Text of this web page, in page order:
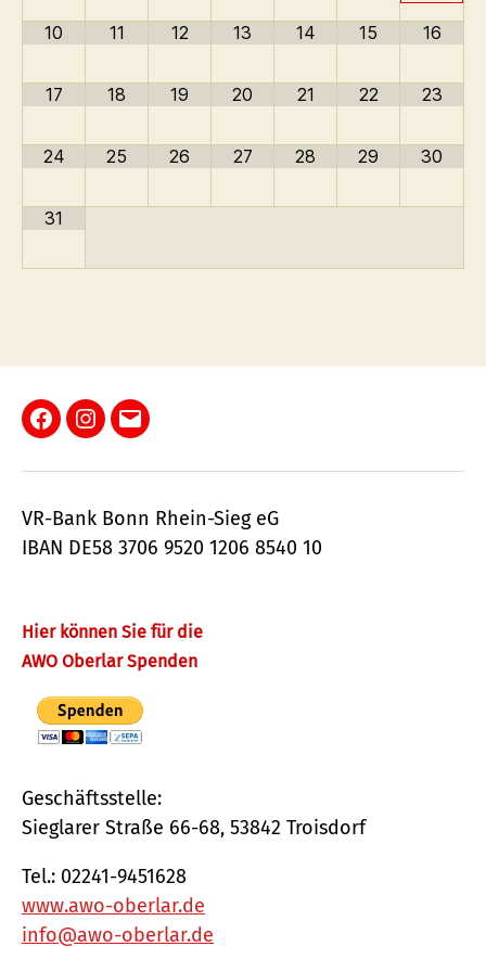
10 11 12 13 14 15 16
17 18 19 20 21 22 23
24 25 26 27 28 29 30
31
Facebook
Instagram
E-
VR-Bank Bonn Rhein-Sieg eG
IBAN DE58 3706 9520 1206 8540 10
Hier können Sie für die
AWO Oberlar Spenden
Geschäftsstelle:
Sieglarer Straße 66-68, 53842 Troisdorf
Tel.: 02241-9451628
www.awo-oberlar.de
info@awo-oberlar.de